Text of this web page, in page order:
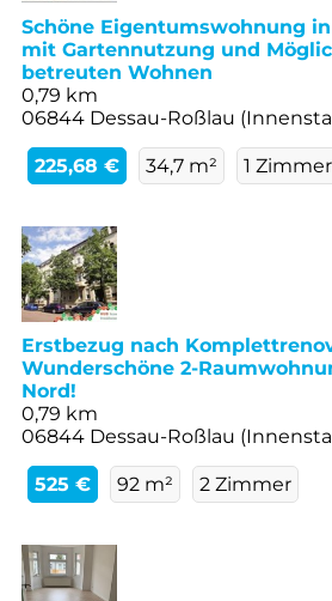
Schöne Eigentumswohnung
mit Gartennutzung und
betreuten Wohnen
0,79 km
06844 Dessau-Roßlau
225,68 € 34,7 m² 1 Zimmer
Erstbezug nach
Wunderschöne 2-
Nord!
0,79 km
06844 Dessau-Roßlau
525 € 92 m² 2 Zimmer